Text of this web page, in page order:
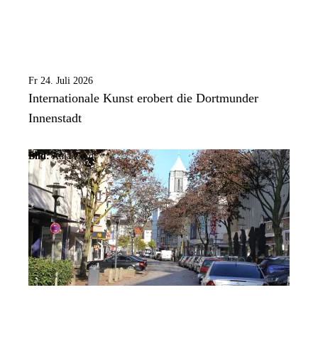
Fr 24. Juli 2026
Internationale Kunst erobert die Dortmunder
Innenstadt
Bild: Anja Cord